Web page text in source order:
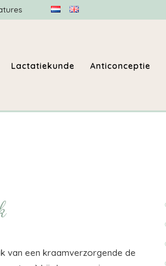
Lactatiekunde Anticonceptie
van een kraamverzorgende de